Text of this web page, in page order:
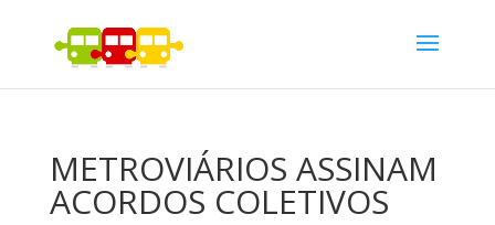
METROVIÁRIOS ASSINAM
ACORDOS COLETIVOS